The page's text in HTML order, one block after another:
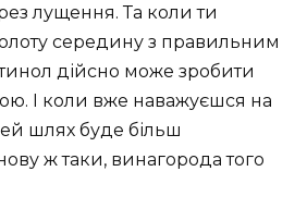
лущення. Та коли ти
середину з правильним
дійсно може зробити
І коли вже наважуєшся на
шлях буде більш
ж таки, винагорода того